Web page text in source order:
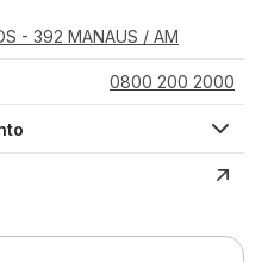
- 392 MANAUS / AM
0800 200 2000